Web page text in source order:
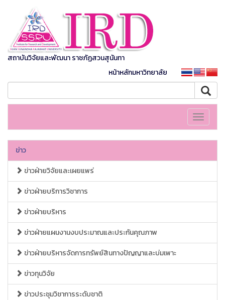
สถาบันวิจัยและพัฒนา ราชภัฏสวนสุนันทา
หน้าหลักมหาวิทยาลัย
Toggle
ข่าว
ข่าวฝ่ายวิจัยและเผยแพร่
ข่าวฝ่ายบริการวิชาการ
ข่าวฝ่ายบริหาร
ข่าวฝ่ายแผนงานงบประมาณและประกันคุณภาพ
ข่าวฝ่ายบริหารจัดการทรัพย์สินทางปัญญาและบ่มเพาะ
ข่าวทุนวิจัย
ข่าวประชุมวิชาการระดับชาติ